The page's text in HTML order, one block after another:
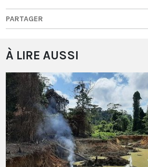
PARTAGER
À LIRE AUSSI